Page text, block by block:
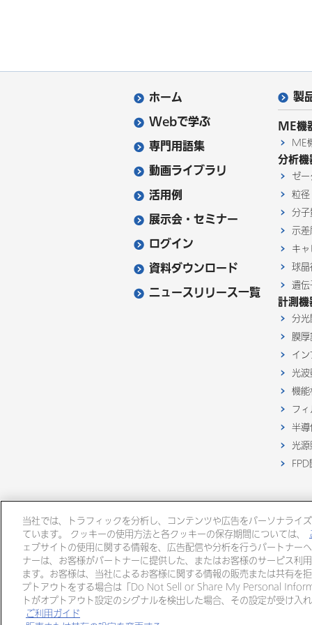
ホーム
Webで学ぶ
専門用語集
動画ライブラリ
活用例
展示会・セミナー
ログイン
資料ダウンロード
ニュースリリース一覧
製
ME機
ME
分析機
ゼ
粒
分
示
キ
球
遺
計測機
分
膜
イ
光
機
フ
半
光
大塚グループ
大塚ホールディングス 大
当社では、トラフィックを分析し、コンテンツや広告をパーソナライ
ています。 クッキーの使用方法と各クッキーの保存期間については、
ェブサイトの使用に関する情報を、広告配信や分析を行うパートナー
ナーは、お客様がパートナーに提供した、またはお客様のサービス利
ます。お客様は、当社によるお客様に関する情報の販売または共有を
プトアウトをする場合は「Do Not Sell or Share My Personal
トがオプトアウト設定のシグナルを検出した場合、その設定が受け入れ
ご利用ガイド